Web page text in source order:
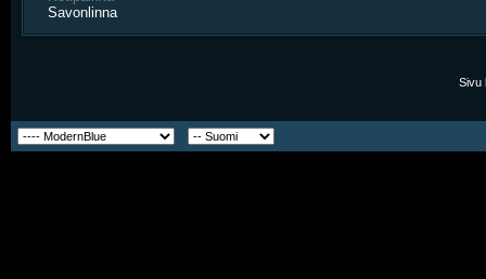
Savonlinna
Sivu